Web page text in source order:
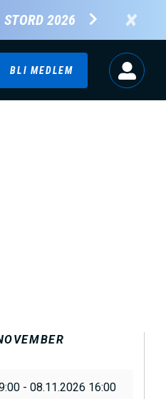
STORD 2026 ×
BLI MEDLEM
- 08.11.2026 16:00